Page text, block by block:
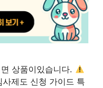
상품이있습니다.
제도 신청 가이드 특